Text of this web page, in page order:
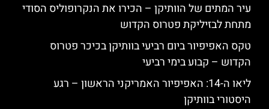
עיר המתים של הוותיקן – הכירו את הנקרופוליס הסודי
מתחת לבזיליקת פטרוס הקדוש
טקס האפיפיור ביום רביעי בוותיקן בכיכר פטרוס
הקדוש – קבוע בימי רביעי
ליאו ה-14: האפיפיור האמריקני הראשון – רגע
היסטורי בוותיקן